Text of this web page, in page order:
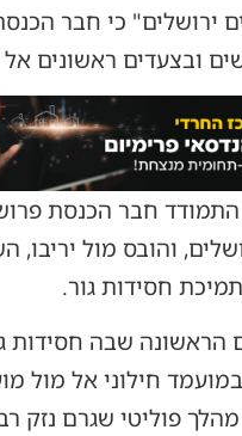
ירושלים" כי חבר
ובצעדים ראשונים אל
נזכיר כי ב2010 התמודד חבר
והובס מול יריבו,
חסידות גור.
שבה חסידות
חילוני אל מול
מהלך פוליטי שגרם נזק